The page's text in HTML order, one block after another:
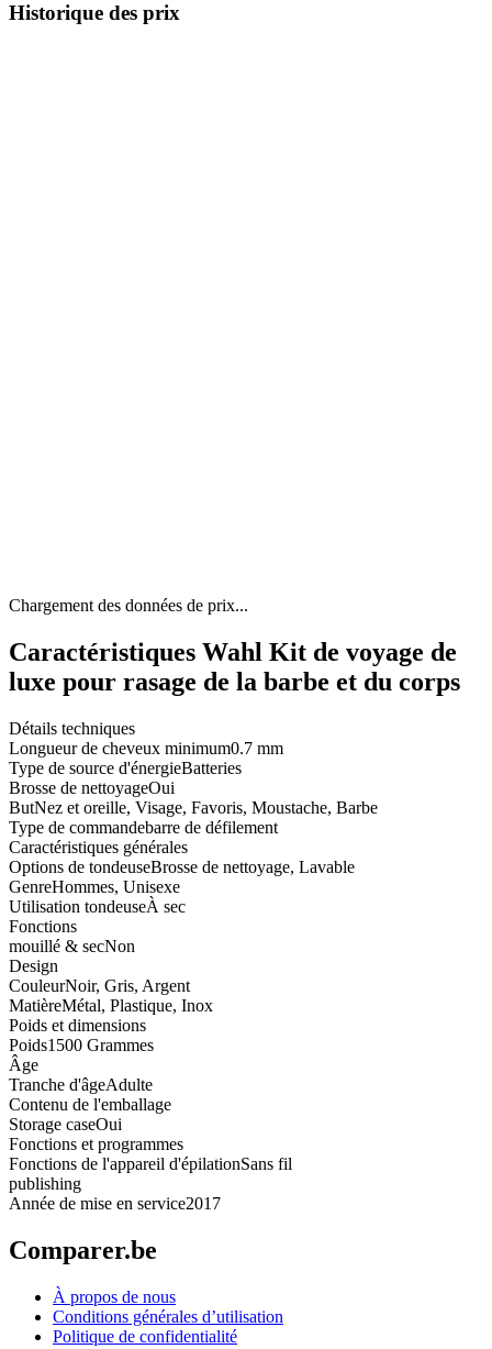
Historique des prix
Chargement des données de prix...
Caractéristiques Wahl Kit de voyage de
luxe pour rasage de la barbe et du corps
Détails techniques
Longueur de cheveux minimum0.7 mm
Type de source d'énergieBatteries
Brosse de nettoyageOui
ButNez et oreille, Visage, Favoris, Moustache, Barbe
Type de commandebarre de défilement
Caractéristiques générales
Options de tondeuseBrosse de nettoyage, Lavable
GenreHommes, Unisexe
Utilisation tondeuseÀ sec
Fonctions
mouillé & secNon
Design
CouleurNoir, Gris, Argent
MatièreMétal, Plastique, Inox
Poids et dimensions
Poids1500 Grammes
Âge
Tranche d'âgeAdulte
Contenu de l'emballage
Storage caseOui
Fonctions et programmes
Fonctions de l'appareil d'épilationSans fil
publishing
Année de mise en service2017
Comparer.be
À propos de nous
Conditions générales d’utilisation
Politique de confidentialité